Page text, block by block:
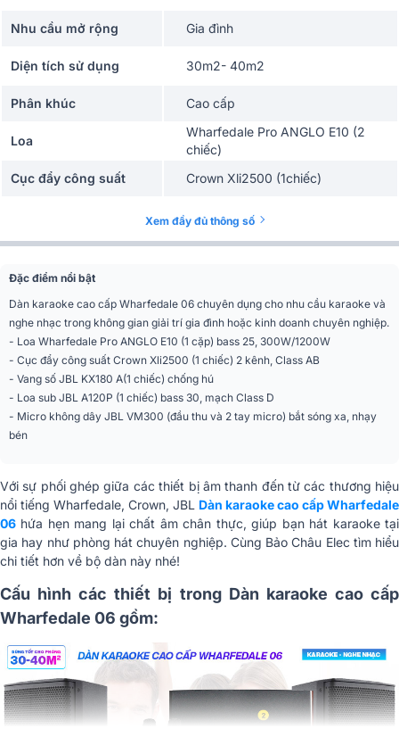
Nhu cầu mở rộng Gia đình
Diện tích sử dụng 30m2- 40m2
Phân khúc Cao cấp
Loa
Wharfedale Pro ANGLO E10 (2
chiếc)
Cục đẩy công suất
Crown Xli2500 (1chiếc)
JBL KX180A (1chiếc)
Xem đầy đủ thông số
Đặc điểm nổi bật
Dàn karaoke cao cấp Wharfedale 06 chuyên dụng cho nhu cầu karaoke và
nghe nhạc trong không gian giải trí gia đình hoặc kinh doanh chuyên nghiệp.
- Loa Wharfedale Pro ANGLO E10 (1 cặp) bass 25, 300W/1200W
- Cục đẩy công suất Crown Xli2500 (1 chiếc) 2 kênh, Class AB
- Vang số JBL KX180 A(1 chiếc) chống hú
- Loa sub JBL A120P (1 chiếc) bass 30, mạch Class D
- Micro không dây JBL VM300 (đầu thu và 2 tay micro) bắt sóng xa, nhạy
bén
Với sự phối ghép giữa các thiết bị âm thanh đến từ các thương hiệu
nổi tiếng Wharfedale, Crown, JBL Dàn karaoke cao cấp Wharfedale
06 hứa hẹn mang lại chất âm chân thực, giúp bạn hát karaoke tại
gia hay như phòng hát chuyên nghiệp. Cùng Bảo Châu Elec tìm hiểu
chi tiết hơn về bộ dàn này nhé!
Cấu hình các thiết bị trong Dàn karaoke cao cấp
Wharfedale 06 gồm: